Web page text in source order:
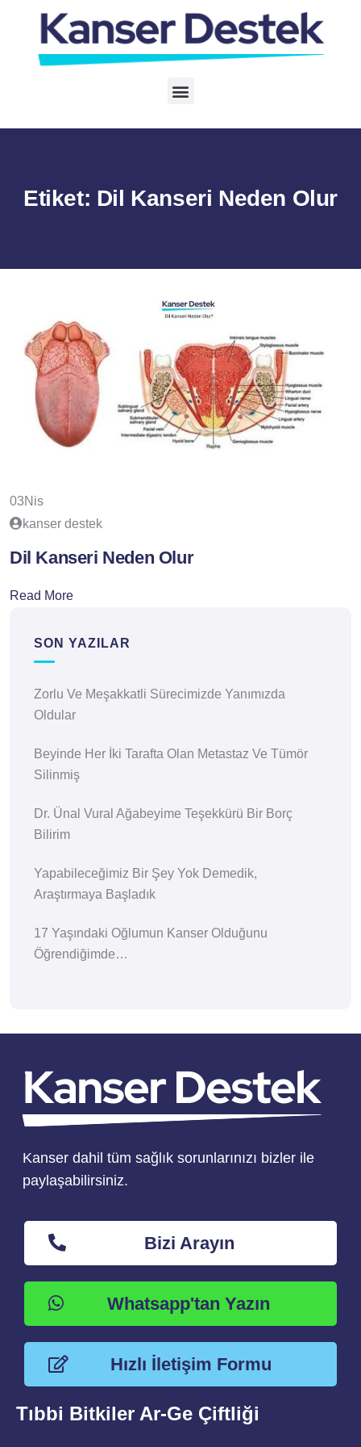
Etiket: Dil Kanseri Neden Olur
03Nis
kanser destek
Dil Kanseri Neden Olur
Read More
SON YAZILAR
Zorlu Ve Meşakkatli Sürecimizde Yanımızda
Oldular
Beyinde Her İki Tarafta Olan Metastaz Ve Tümör
Silinmiş
Dr. Ünal Vural Ağabeyime Teşekkürü Bir Borç
Bilirim
Yapabileceğimiz Bir Şey Yok Demedik,
Araştırmaya Başladık
17 Yaşındaki Oğlumun Kanser Olduğunu
Öğrendiğimde…
Kanser dahil tüm sağlık sorunlarınızı bizler ile
paylaşabilirsiniz.
Bizi Arayın
Whatsapp'tan Yazın
Hızlı İletişim Formu
Tıbbi Bitkiler Ar-Ge Çiftliği